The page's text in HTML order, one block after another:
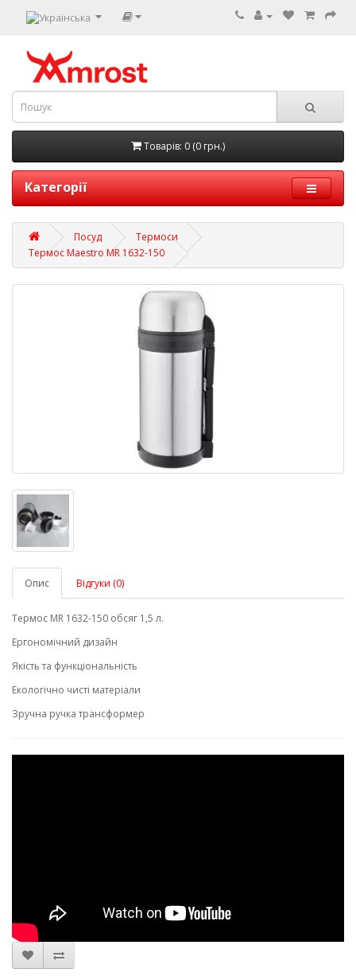
Товарів: 0 (0 грн.)
Категорії
Посуд
Термоси
Термос Maestro MR 1632-150
Опис Відгуки (0)
Термос MR 1632-150 обсяг 1,5 л.
Ергономічний дизайн
Якість та функціональність
Екологічно чисті матеріали
Зручна ручка трансформер